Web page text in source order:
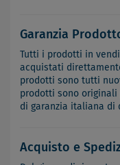
Garanzia
Tutti i prodotti in
acquistati
prodotti sono tutti
prodotti sono
di garanzia italiana di
Acquisto e